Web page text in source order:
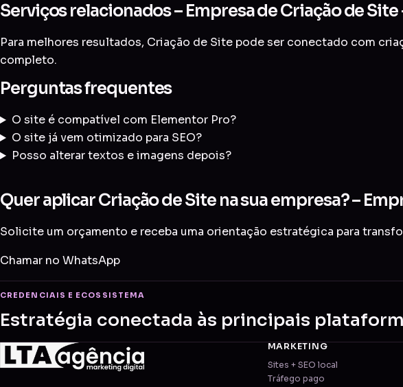
Serviços relacionados – Empresa de Criação de
Para melhores resultados, Criação de Site pode ser conectado com
completo.
Perguntas frequentes
O site é compatível com Elementor Pro?
O site já vem otimizado para SEO?
Posso alterar textos e imagens depois?
Quer aplicar Criação de Site na sua empresa? –
Solicite um orçamento e receba uma orientação estratégica para
Chamar no WhatsApp
CREDENCIAIS E ECOSSISTEMA
Estratégia conectada às principais
MARKETING
Sites + SEO local
Tráfego pago